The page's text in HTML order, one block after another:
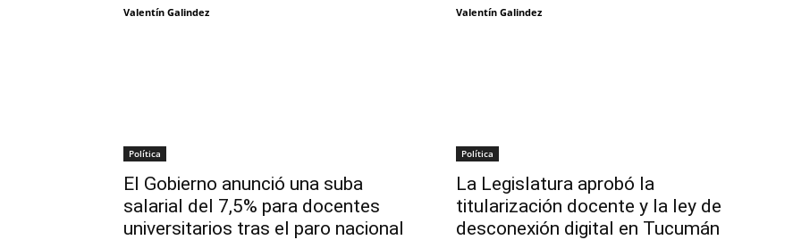
Valentín Galindez Valentín Galindez
Política
El Gobierno anunció una suba
salarial del 7,5% para docentes
universitarios tras el paro nacional
Política
La Legislatura aprobó la
titularización docente y la ley de
desconexión digital en Tucumán